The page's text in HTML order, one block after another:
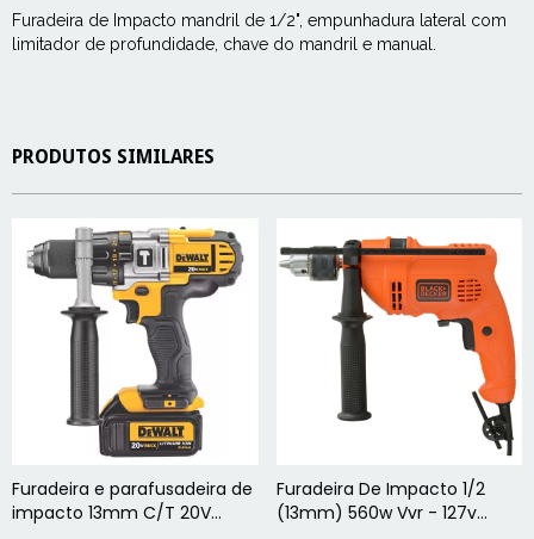
Furadeira de Impacto mandril de 1/2", empunhadura lateral com
limitador de profundidade, chave do mandril e manual.
PRODUTOS SIMILARES
Furadeira e parafusadeira de
impacto 13mm C/T 20V
Furadeira De Impacto 1/2
(13mm) 560w Vvr - 127v